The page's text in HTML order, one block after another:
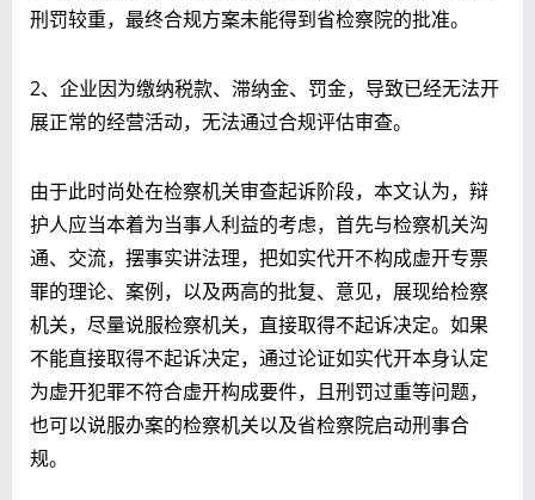
刑罚较重，最终合规方案未能得到省检察院的批准。
2、企业因为缴纳税款、滞纳金、罚金，导致已经无法开
展正常的经营活动，无法通过合规评估审查。
由于此时尚处在检察机关审查起诉阶段，本文认为，辩
护人应当本着为当事人利益的考虑，首先与检察机关沟
通、交流，摆事实讲法理，把如实代开不构成虚开专票
罪的理论、案例，以及两高的批复、意见，展现给检察
机关，尽量说服检察机关，直接取得不起诉决定。如果
不能直接取得不起诉决定，通过论证如实代开本身认定
为虚开犯罪不符合虚开构成要件，且刑罚过重等问题，
也可以说服办案的检察机关以及省检察院启动刑事合
规。